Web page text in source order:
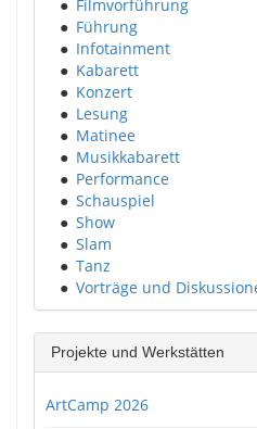
● Filmvorführung
● Führung
● Infotainment
● Kabarett
● Konzert
● Lesung
● Matinee
● Musikkabarett
● Performance
● Schauspiel
● Show
● Slam
● Tanz
● Vorträge und
Projekte und Werkstätten
ArtCamp 2026